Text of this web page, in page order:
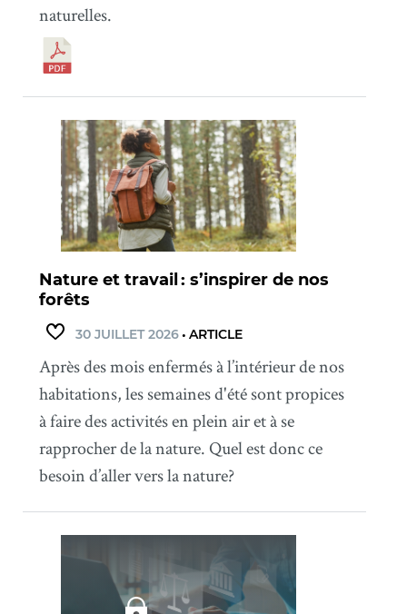
naturelles.
Nature et travail : s’inspirer de nos
forêts
30 JUILLET 2026• ARTICLE
Après des mois enfermés à l’intérieur de nos
habitations, les semaines d'été sont propices
à faire des activités en plein air et à se
rapprocher de la nature. Quel est donc ce
besoin d’aller vers la nature?